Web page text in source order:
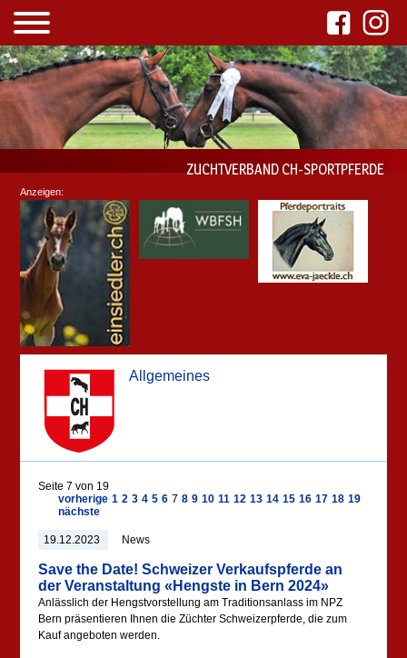
ZUCHTVERBAND CH-SPORTPFERDE
Allgemeines
Seite 7 von 19
vorherige 1 2 3 4 5 6 7 8 9 10 11 12 13 14 15 16 17 18 19
nächste
19.12.2023 News
Save the Date! Schweizer Verkaufspferde an
der Veranstaltung «Hengste in Bern 2024»
Anlässlich der Hengstvorstellung am Traditionsanlass im NPZ
Bern präsentieren Ihnen die Züchter Schweizerpferde, die zum
Kauf angeboten werden.
Anzeigen: